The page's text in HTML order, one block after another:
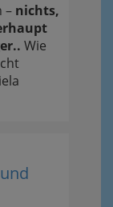
– nichts,
Wie